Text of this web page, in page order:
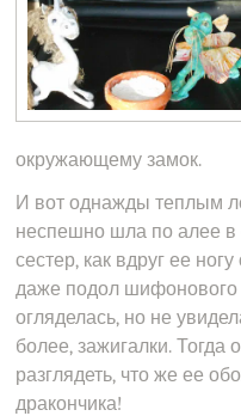
окружающему замок.
И вот однажды теплым
неспешно шла по алее
сестер, как вдруг ее
даже подол шифонового
огляделась, но не
более, зажигалки. Тогда
разглядеть, что же ее
дракончика!